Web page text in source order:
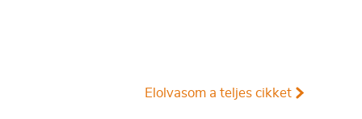
Elolvasom a teljes cikket